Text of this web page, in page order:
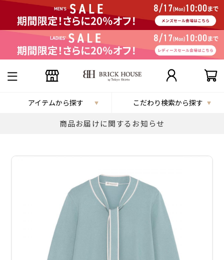
アイテムから探す こだわり検索から探す
商品お届けに関するお知らせ